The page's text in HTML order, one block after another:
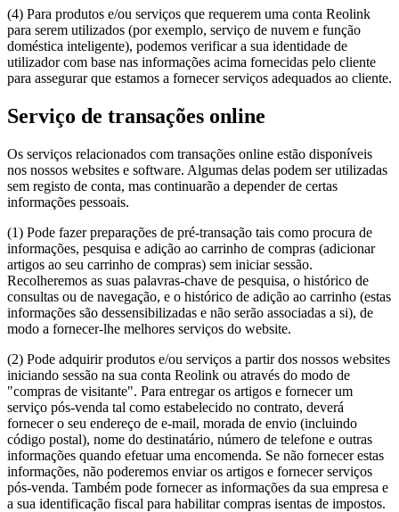
(4) Para produtos e/ou serviços que requerem uma conta Reolink
para serem utilizados (por exemplo, serviço de nuvem e função
doméstica inteligente), podemos verificar a sua identidade de
utilizador com base nas informações acima fornecidas pelo cliente
para assegurar que estamos a fornecer serviços adequados ao cliente.
Serviço de transações online
Os serviços relacionados com transações online estão disponíveis
nos nossos websites e software. Algumas delas podem ser utilizadas
sem registo de conta, mas continuarão a depender de certas
informações pessoais.
(1) Pode fazer preparações de pré-transação tais como procura de
informações, pesquisa e adição ao carrinho de compras (adicionar
artigos ao seu carrinho de compras) sem iniciar sessão.
Recolheremos as suas palavras-chave de pesquisa, o histórico de
consultas ou de navegação, e o histórico de adição ao carrinho (estas
informações são dessensibilizadas e não serão associadas a si), de
modo a fornecer-lhe melhores serviços do website.
(2) Pode adquirir produtos e/ou serviços a partir dos nossos websites
iniciando sessão na sua conta Reolink ou através do modo de
"compras de visitante". Para entregar os artigos e fornecer um
serviço pós-venda tal como estabelecido no contrato, deverá
fornecer o seu endereço de e-mail, morada de envio (incluindo
código postal), nome do destinatário, número de telefone e outras
informações quando efetuar uma encomenda. Se não fornecer estas
informações, não poderemos enviar os artigos e fornecer serviços
pós-venda. Também pode fornecer as informações da sua empresa e
a sua identificação fiscal para habilitar compras isentas de impostos.